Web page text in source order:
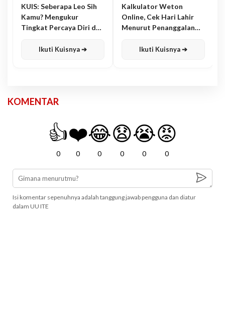
KUIS: Seberapa Leo Sih
Kamu? Mengukur
Tingkat Percaya Diri dan
Ikuti Kuisnya ➔
Kalkulator Weton
Online, Cek Hari Lahir
Menurut Penanggalan
Ikuti Kuisnya ➔
KOMENTAR
👍
0
❤️
0
😂
0
😧
0
😭
0
😡
0
Isi komentar sepenuhnya adalah tanggung jawab pengguna dan diatur
dalam UU ITE